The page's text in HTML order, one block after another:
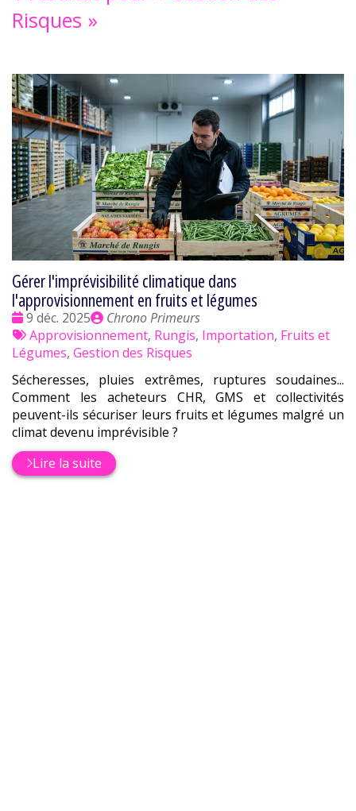
Risques »
Gérer l'imprévisibilité climatique dans
l'approvisionnement en fruits et légumes
Date
:
9 déc. 2025
Publié
par
Chrono Primeurs
Tags
:
Approvisionnement, Rungis, Importation, Fruits et
Légumes, Gestion des Risques
Sécheresses, pluies extrêmes, ruptures soudaines...
Comment les acheteurs CHR, GMS et collectivités
peuvent-ils sécuriser leurs fruits et légumes malgré un
climat devenu imprévisible ?
Lire la suite